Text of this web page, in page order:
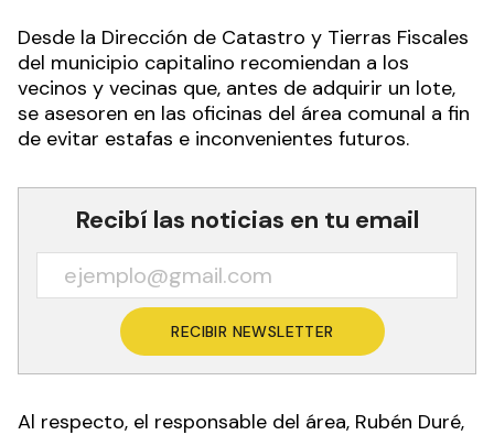
Desde la Dirección de Catastro y Tierras Fiscales
del municipio capitalino recomiendan a los
vecinos y vecinas que, antes de adquirir un lote,
se asesoren en las oficinas del área comunal a fin
de evitar estafas e inconvenientes futuros.
Recibí las noticias en tu email
RECIBIR NEWSLETTER
Al respecto, el responsable del área, Rubén Duré,